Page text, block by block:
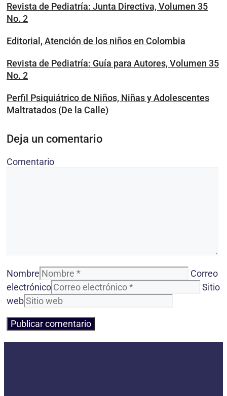
Revista de Pediatría: Junta Directiva, Volumen 35
No. 2
Editorial, Atención de los niños en Colombia
Revista de Pediatría: Guía para Autores, Volumen 35
No. 2
Perfil Psiquiátrico de Niños, Niñas y Adolescentes
Maltratados (De la Calle)
Deja un comentario
Comentario
Nombre
Correo
electrónico
Sitio
web